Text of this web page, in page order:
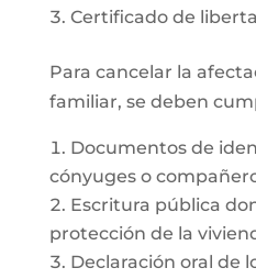
Certificado de
Para cancelar la
familiar, se deben
Documentos de
cónyuges o
Escritura pública
protección de la
Declaración oral de